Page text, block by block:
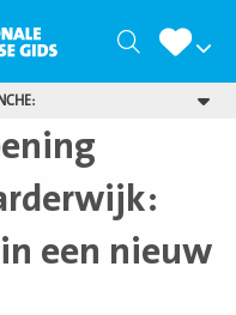
Zoeken
een nieuw